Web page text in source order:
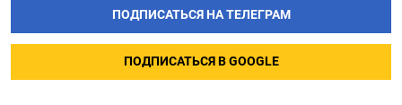
ПОДПИСАТЬСЯ НА ТЕЛЕГРАМ
ПОДПИСАТЬСЯ В GOOGLE